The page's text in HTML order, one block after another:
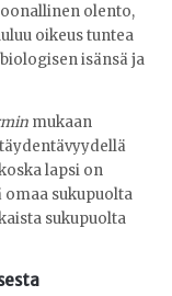
olento,
oikeus tuntea
isänsä ja
mukaan
lapsi on
omaa sukupuolta
sukupuolta